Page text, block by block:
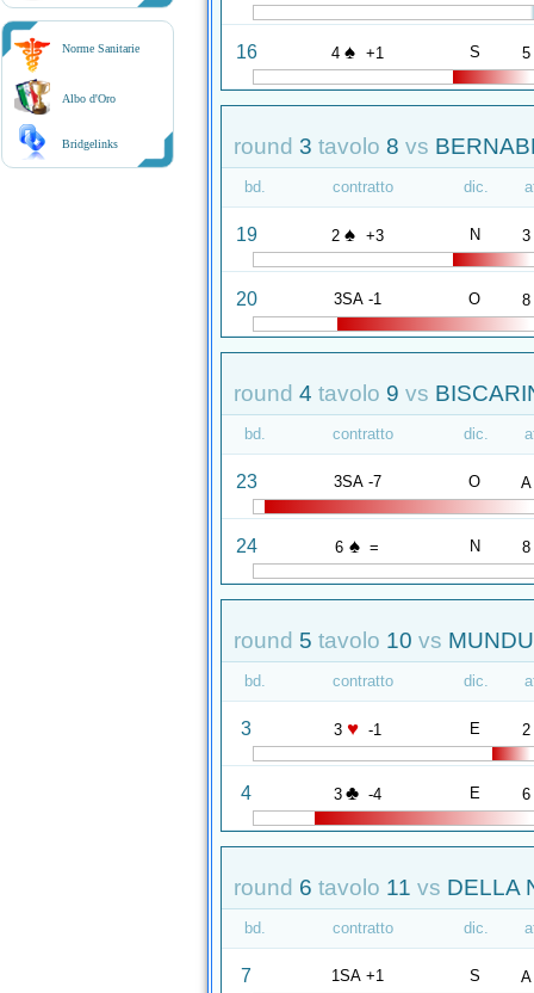
Norme Sanitarie
Albo d'Oro
Bridgelinks
16 4 ♠ +1 S 5
round 3 tavolo 8 vs
bd. contratto dic.
19 2 ♠ +3 N 3
20 3SA -1 O 8
round 4 tavolo 9 vs
bd. contratto dic.
23 3SA -7 O A
24 6 ♠ = N 8
round 5 tavolo 10 vs
bd. contratto dic.
3 3 ♥ -1 E 2
4 3 ♣ -4 E 6
round 6 tavolo 11 vs DELLA
bd. contratto dic.
7 1SA +1 S A